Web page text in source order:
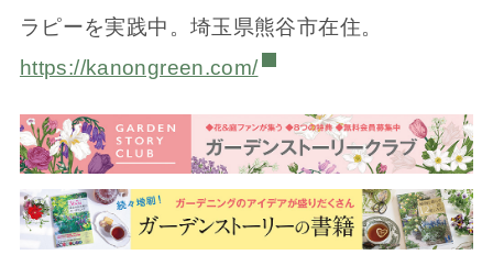
ラピーを実践中。埼玉県熊谷市在住。
https://kanongreen.com/